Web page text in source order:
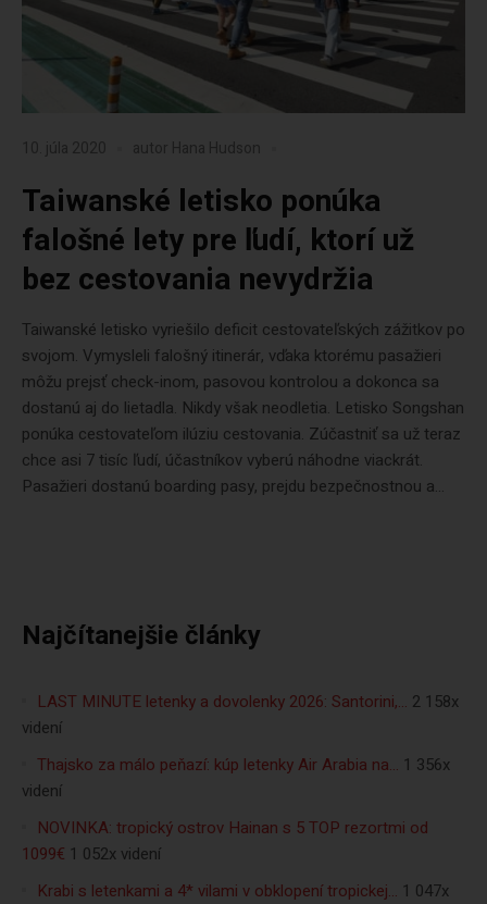
10. júla 2020 autor Hana Hudson
Taiwanské letisko ponúka
falošné lety pre ľudí, ktorí už
bez cestovania nevydržia
Taiwanské letisko vyriešilo deficit cestovateľských zážitkov po
svojom. Vymysleli falošný itinerár, vďaka ktorému pasažieri
môžu prejsť check-inom, pasovou kontrolou a dokonca sa
dostanú aj do lietadla. Nikdy však neodletia. Letisko Songshan
ponúka cestovateľom ilúziu cestovania. Zúčastniť sa už teraz
chce asi 7 tisíc ľudí, účastníkov vyberú náhodne viackrát.
Pasažieri dostanú boarding pasy, prejdu bezpečnostnou a...
Najčítanejšie články
LAST MINUTE letenky a dovolenky 2026: Santorini,… 2 158x
videní
Thajsko za málo peňazí: kúp letenky Air Arabia na… 1 356x
videní
NOVINKA: tropický ostrov Hainan s 5 TOP rezortmi od
1099€ 1 052x videní
Krabi s letenkami a 4* vilami v obklopení tropickej… 1 047x